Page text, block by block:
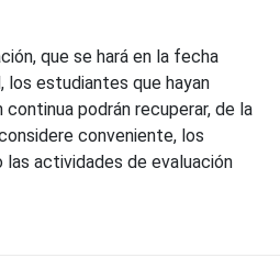
que se hará en la fecha
los estudiantes que hayan
podrán recuperar, de la
conveniente, los
las actividades de evaluación